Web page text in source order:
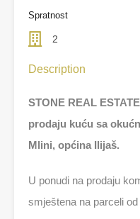
Spratnost
2
Description
STONE REAL
prodaju kuću sa
Mlini, općina Ilijaš.
U ponudi na prodaju
smještena na parceli